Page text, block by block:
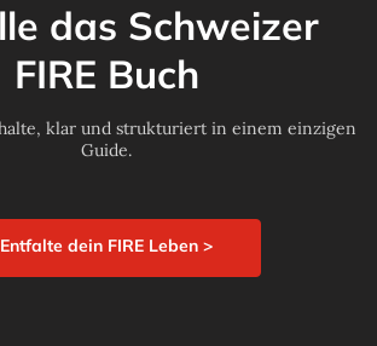
das Schweizer
FIRE Buch
klar und strukturiert in einem einzigen
Guide.
Entfalte dein FIRE Leben >